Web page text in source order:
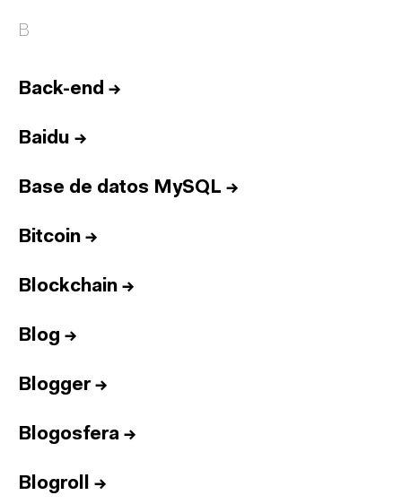
B
Back-end →
Baidu →
Base de datos MySQL →
Bitcoin →
Blockchain →
Blog →
Blogger→
Blogosfera →
Blogroll →